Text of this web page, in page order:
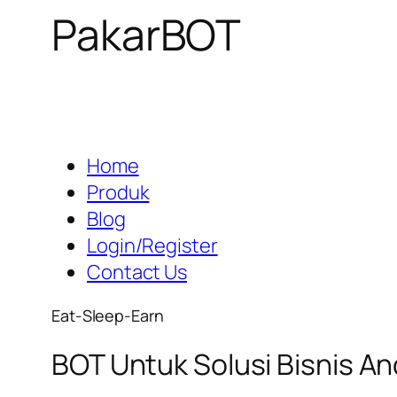
PakarBOT
Home
Produk
Blog
Login/Register
Contact Us
Eat-Sleep-Earn
BOT Untuk Solusi Bisnis